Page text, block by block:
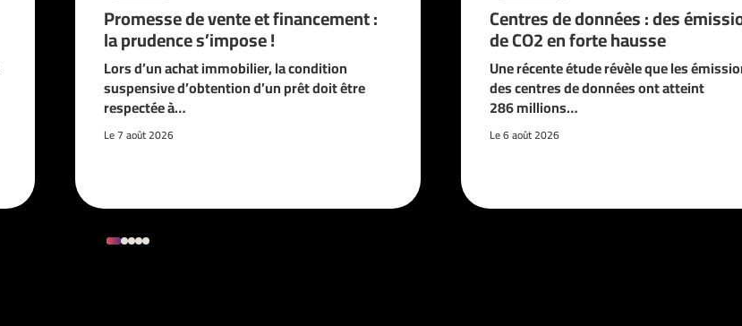
Promesse de vente et financement :
la prudence s’impose !
Lors d’un achat immobilier, la condition
suspensive d’obtention d’un prêt doit être
respectée à…
Le 7 août 2026
Centres de données : des
de CO2 en forte hausse
Une récente étude révèle que les
des centres de données ont atteint
286 millions…
Le 6 août 2026